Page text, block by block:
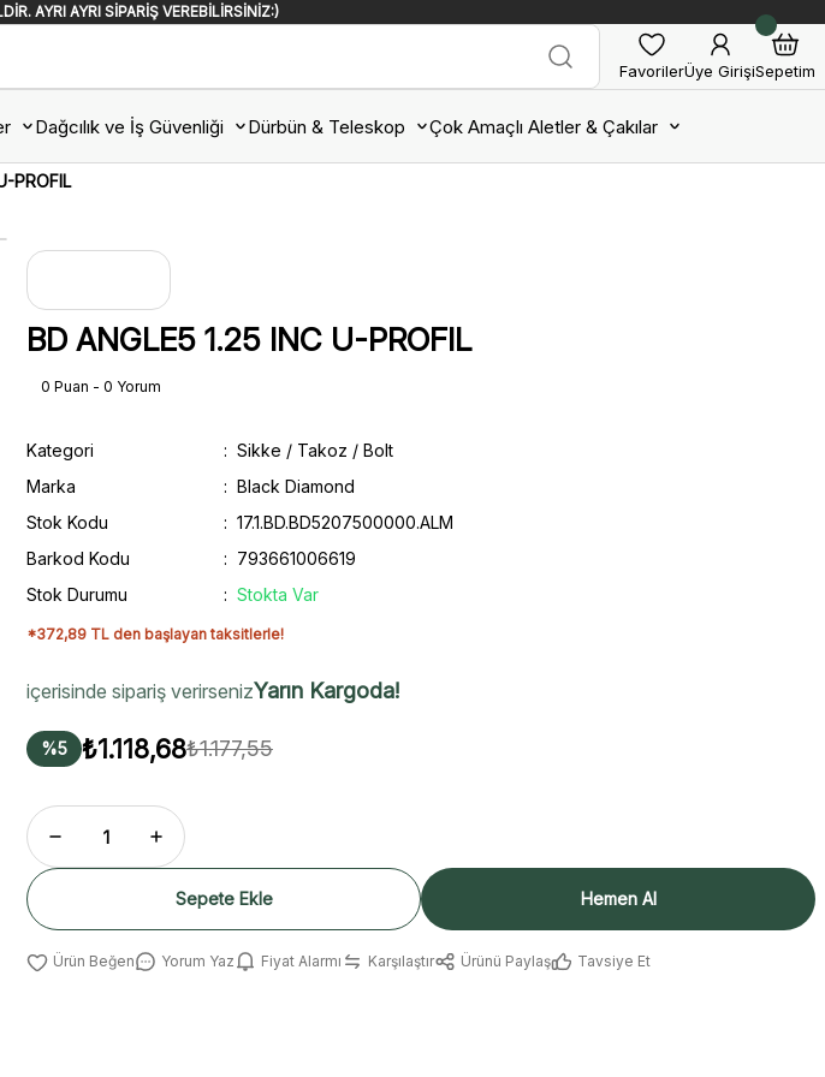
AYRI AYRI SİPARİŞ VEREBİLİRSİNİZ:)
FavorilerÜye GirişiSepetim
Dağcılık ve İş Güvenliği Dürbün & Teleskop Çok Amaçlı Aletler & Çakılar
PROFIL
BD ANGLE5 1.25 INC U-PROFIL
0 Puan - 0 Yorum
Kategori
Sikke / Takoz / Bolt
Marka
Black Diamond
Stok Kodu
17.1.BD.BD5207500000.ALM
Barkod Kodu
793661006619
Stok Durumu
Stokta Var
*372,89 TL den başlayan taksitlerle!
içerisinde sipariş verirsenizYarın Kargoda!
%5 ₺1.118,68₺1.177,55
Sepete Ekle Hemen Al
Yorum Yaz Fiyat Alarmı Karşılaştır Ürünü Paylaş Tavsiye Et